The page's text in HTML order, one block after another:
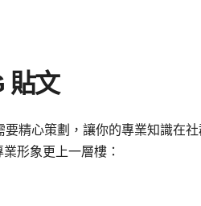
貼文
精心策劃，讓你的專業知識在社
形象更上一層樓：